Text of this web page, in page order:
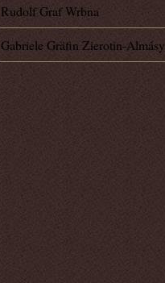
Rudolf Graf Wrbna
Gabriele Gräfin Zierotin-Almásy